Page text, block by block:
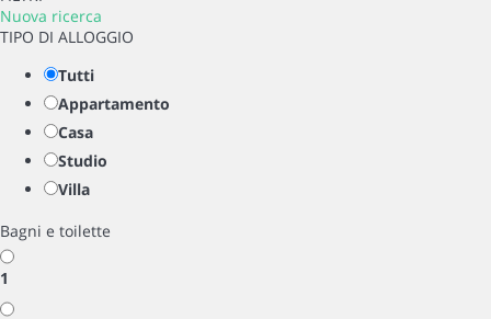
Nuova ricerca
TIPO DI ALLOGGIO
Tutti
Appartamento
Casa
Studio
Villa
Bagni e toilette
1